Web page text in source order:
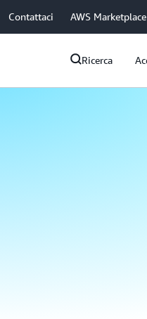
Contattaci AWS Marketplace
Ricerca